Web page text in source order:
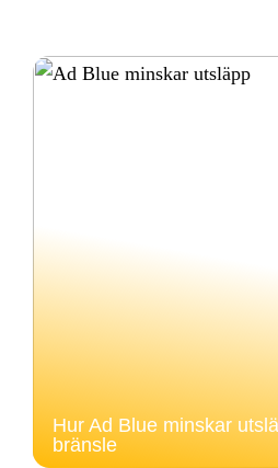
Hur Ad Blue minskar
bränsle